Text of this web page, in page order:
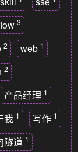
3
2 web 1
2
产品经理 1
我 1 写作 1
隧道 1